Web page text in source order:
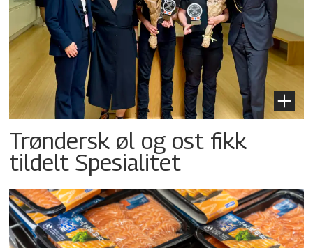
Trøndersk øl og ost fikk
tildelt Spesialitet